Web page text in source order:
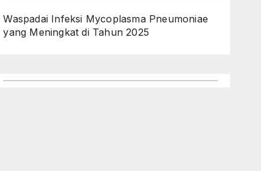
Waspadai Infeksi Mycoplasma Pneumoniae
yang Meningkat di Tahun 2025